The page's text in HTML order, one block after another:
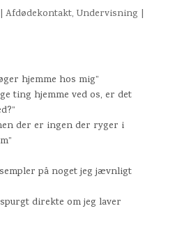
Afdødekontakt, Undervisning
hjemme hos mig”
ting hjemme ved os, er det
der er ingender ryger i
på noget jeg jævnligt
direkte om jeg laver